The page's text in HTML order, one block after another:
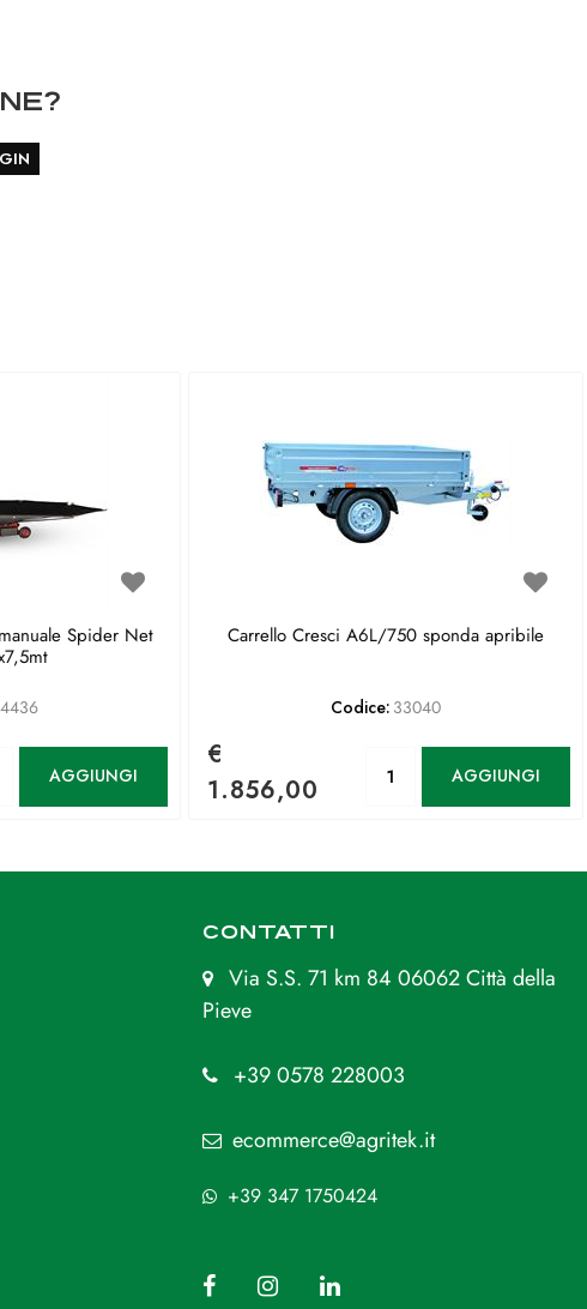
Spider Net
AGGIUNGI
Carrello Cresci A6L/750 sponda apribile
Codice: 33040
€
1.856,00
AGGIUNGI
CONTATTI
Via S.S. 71 km 84 06062 Città della
Pieve
+39 0578 228003
ecommerce@agritek.it
+39 347 1750424